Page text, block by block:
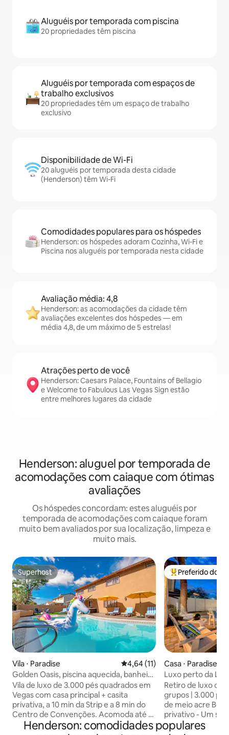
Aluguéis por temporada com piscina
20 propriedades têm piscina
Aluguéis por temporada com espaços de
trabalho exclusivos
20 propriedades têm um espaço de trabalho
exclusivo
Disponibilidade de Wi-Fi
20 aluguéis por temporada desta cidade
(Henderson) têm Wi-Fi
Comodidades populares para os hóspedes
Henderson: os hóspedes adoram Cozinha, Wi-Fi e
Piscina nos aluguéis por temporada nesta cidade
Avaliação média: 4,8
Henderson: as acomodações da cidade têm
avaliações excelentes dos hóspedes — em
média 4,8, de um máximo de 5 estrelas!
Atrações perto de você
Henderson: Caesars Palace, Fountains of Bellagio
e Welcome to Fabulous Las Vegas Sign estão
entre melhores lugares da cidade
Henderson: aluguel por temporada de
acomodações com caiaque com ótimas
avaliações
Os hóspedes concordam: estes aluguéis por
temporada de acomodações com caiaque foram
muito bem avaliados por sua localização, limpeza e
muito mais.
Superhost
Superhost
Vila ⋅ Paradise 4,64 de uma avaliação média
4,64 (11)
Golden Oasis, piscina aquecida, banheira
de hidromassagem e a 10 minutos da
Strip
Vila de luxo de 3.000 pés quadrados em
Vegas com casa principal + casita
privativa, a 10 min da Strip e a 8 min do
Centro de Convenções. Acomoda até 16
pessoas, com 5 quartos e 3 banheiros e 1
Entre os
Preferido dos
Casa ⋅ Paradise
Luxo perto da Las
spa, jogos,
Retiro de luxo de
grupos | 3.000
de meio acre
privativo - Um
entretenimento. 🏊🏼 Piscina aquecida:
Henderson: comodidades populares